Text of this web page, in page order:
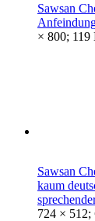
Sawsan
× 800; 119
Sawsan
kaum
724 ×